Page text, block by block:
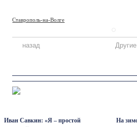
Ставрополь-на-Волге
назад
Иван Савкин: «Я – простой
На